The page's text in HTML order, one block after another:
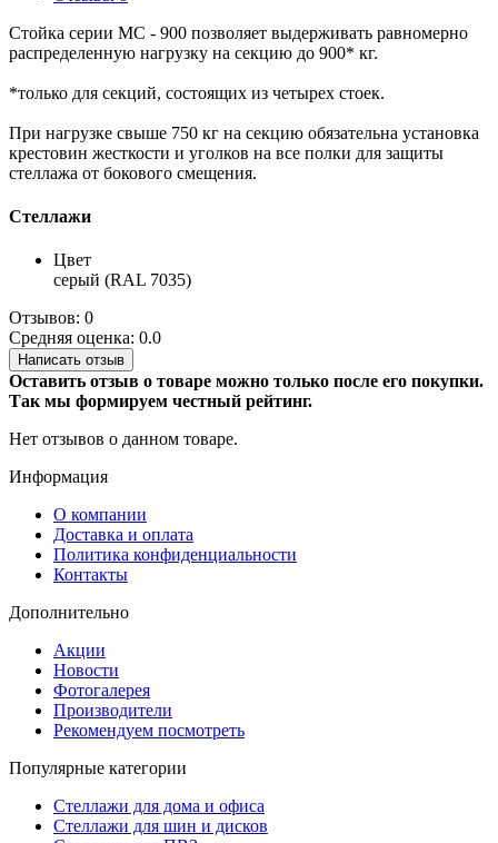
Стойка серии МС - 900 позволяет выдерживать равномерно
распределенную нагрузку на секцию до 900* кг.
*только для секций, состоящих из четырех стоек.
При нагрузке свыше 750 кг на секцию обязательна установка
крестовин жесткости и уголков на все полки для защиты
стеллажа от бокового смещения.
Стеллажи
Цвет
серый (RAL 7035)
Отзывов: 0
Средняя оценка: 0.0
Написать отзыв
Оставить отзыв о товаре можно только после его покупки.
Так мы формируем честный рейтинг.
Нет отзывов о данном товаре.
Информация
О компании
Доставка и оплата
Политика конфиденциальности
Контакты
Дополнительно
Акции
Новости
Фотогалерея
Производители
Рекомендуем посмотреть
Популярные категории
Стеллажи для дома и офиса
Стеллажи для шин и дисков